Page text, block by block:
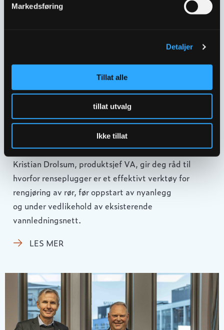
Markedsføring
Detaljer
Tillat alle
tillat utvalg
Ikke tillat
RENSEPLUGG I VANNLEDNING – SLIK
SIKRER DU RENE RØR OG FOREBYGGER
DRIFTSPROBLEMER
Kristian Drolsum, produktsjef VA, gir deg råd til
hvorfor renseplugger er et effektivt verktøy for
rengjøring av rør, før oppstart av nyanlegg
og under vedlikehold av eksisterende
vannledningsnett.
LES MER